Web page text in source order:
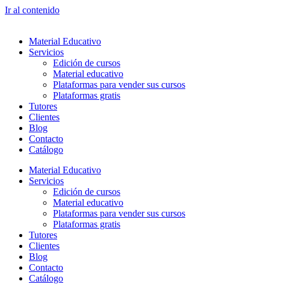
Ir al contenido
Material Educativo
Servicios
Edición de cursos
Material educativo
Plataformas para vender sus cursos
Plataformas gratis
Tutores
Clientes
Blog
Contacto
Catálogo
Material Educativo
Servicios
Edición de cursos
Material educativo
Plataformas para vender sus cursos
Plataformas gratis
Tutores
Clientes
Blog
Contacto
Catálogo